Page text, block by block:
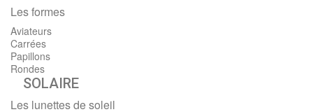
Les formes
Aviateurs
Carrées
Papillons
Rondes
SOLAIRE
Les lunettes de soleil